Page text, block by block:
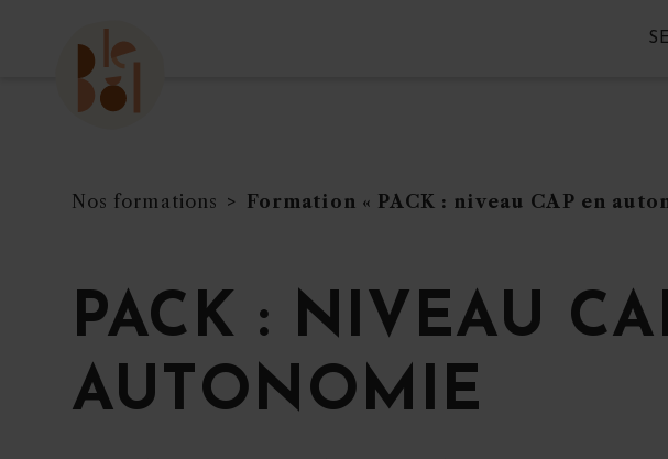
Nos formations Formation « PACK : niveau CAP en
PACK : NIVEAU
AUTONOMIE